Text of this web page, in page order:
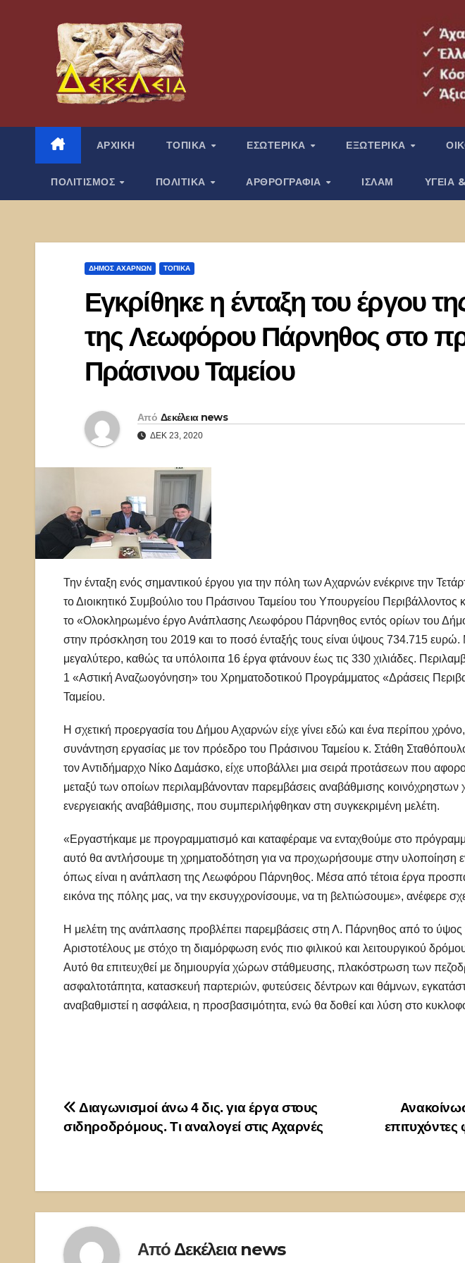
περιεχόμενο
ΑΡΧΙΚΗ ΤΟΠΙΚΑ ΕΣΩΤΕΡΙΚΑ ΕΞΩΤΕΡΙΚΑ
ΠΟΛΙΤΙΣΜΟΣ ΠΟΛΙΤΙΚΑ ΑΡΘΡΟΓΡΑΦΙΑ ΙΣΛΑΜ ΥΓΕΙΑ
ΔΉΜΟΣ ΑΧΑΡΝΏΝ ΤΟΠΙΚΑ
Εγκρίθηκε η ένταξη του έργου
της Λεωφόρου Πάρνηθος στο
Πράσινου Ταμείου
Από Δεκέλεια news
ΔΕΚ 23, 2020
Την ένταξη ενός σημαντικού έργου για την πόλη των Αχαρνών ενέκρινε την
το Διοικητικό Συμβούλιο του Πράσινου Ταμείου του Υπουργείου Περιβάλλοντος
το «Ολοκληρωμένο έργο Ανάπλασης Λεωφόρου Πάρνηθος εντός ορίων του
στην πρόσκληση του 2019 και το ποσό ένταξής τους είναι ύψους 734.715 ευρώ.
μεγαλύτερο, καθώς τα υπόλοιπα 16 έργα φτάνουν έως τις 330 χιλιάδες.
1 «Αστική Αναζωογόνηση» του Χρηματοδοτικού Προγράμματος «Δράσεις
Ταμείου.
Η σχετική προεργασία του Δήμου Αχαρνών είχε γίνει εδώ και ένα περίπου
συνάντηση εργασίας με τον πρόεδρο του Πράσινου Ταμείου κ. Στάθη
τον Αντιδήμαρχο Νίκο Δαμάσκο, είχε υποβάλλει μια σειρά προτάσεων που
μεταξύ των οποίων περιλαμβάνονταν παρεμβάσεις αναβάθμισης κοινόχρηστων
ενεργειακής αναβάθμισης, που συμπεριλήφθηκαν στη συγκεκριμένη μελέτη.
«Εργαστήκαμε με προγραμματισμό και καταφέραμε να ενταχθούμε στο
αυτό θα αντλήσουμε τη χρηματοδότηση για να προχωρήσουμε στην υλοποίηση
όπως είναι η ανάπλαση της Λεωφόρου Πάρνηθος. Μέσα από τέτοια έργα
εικόνα της πόλης μας, να την εκσυγχρονίσουμε, να τη βελτιώσουμε», ανέφερε
Η μελέτη της ανάπλασης προβλέπει παρεμβάσεις στη Λ. Πάρνηθος από το
Αριστοτέλους με στόχο τη διαμόρφωση ενός πιο φιλικού και λειτουργικού
Αυτό θα επιτευχθεί με δημιουργία χώρων στάθμευσης, πλακόστρωση των
ασφαλτοτάπητα, κατασκευή παρτεριών, φυτεύσεις δέντρων και θάμνων,
αναβαθμιστεί η ασφάλεια, η προσβασιμότητα, ενώ θα δοθεί και λύση στο
Πλοήγηση
άρθρων
επιτυχόντες
Διαγωνισμοί άνω 4 δις. για έργα στους
σιδηροδρόμους. Τι αναλογεί στις Αχαρνές
Από Δεκέλεια news